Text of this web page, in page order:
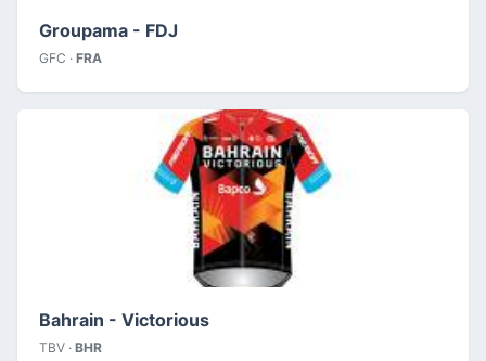
Groupama - FDJ
GFC · FRA
Bahrain - Victorious
TBV · BHR